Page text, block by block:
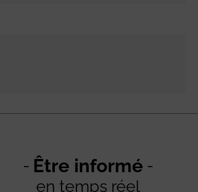
Être informé
en temps réel